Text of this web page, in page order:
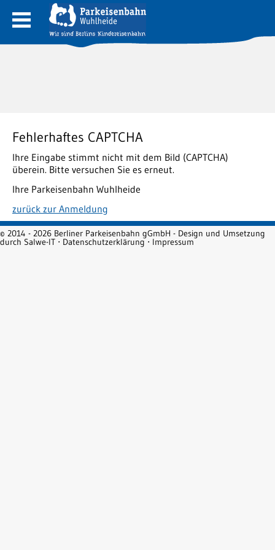
Fehlerhaftes CAPTCHA
Ihre Eingabe stimmt nicht mit dem Bild (CAPTCHA)
überein. Bitte versuchen Sie es erneut.
Ihre Parkeisenbahn Wuhlheide
zurück zur Anmeldung
© 2014 - 2026 Berliner Parkeisenbahn gGmbH - Design und Umsetzung
durch Salwe-IT ⋅ Datenschutzerklärung⋅ Impressum